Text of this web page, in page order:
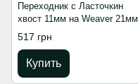
Переходник с Ласточкин
хвост 11мм на Weaver 21мм
моноблок (2001)
517 грн
Купить